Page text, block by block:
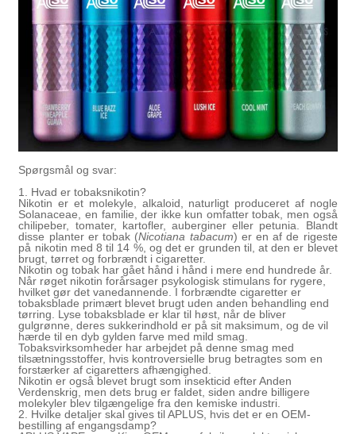
Spørgsmål og svar:
1. Hvad er tobaksnikotin?
Nikotin er et molekyle, alkaloid, naturligt produceret af nogle
Solanaceae, en familie, der ikke kun omfatter tobak, men også
chilipeber, tomater, kartofler, auberginer eller petunia. Blandt
disse planter er tobak (Nicotiana tabacum) er en af ​​de rigeste
på nikotin med 8 til 14 %, og det er grunden til, at den er blevet
brugt, tørret og forbrændt i cigaretter.
Nikotin og tobak har gået hånd i hånd i mere end hundrede år.
Når røget nikotin forårsager psykologisk stimulans for rygere,
hvilket gør det vanedannende. I forbrændte cigaretter er
tobaksblade primært blevet brugt uden anden behandling end
tørring. Lyse tobaksblade er klar til høst, når de bliver
gulgrønne, deres sukkerindhold er på sit maksimum, og de vil
hærde til en dyb gylden farve med mild smag.
Tobaksvirksomheder har arbejdet på denne smag med
tilsætningsstoffer, hvis kontroversielle brug betragtes som en
forstærker af cigaretters afhængighed.
Nikotin er også blevet brugt som insekticid efter Anden
Verdenskrig, men dets brug er faldet, siden andre billigere
molekyler blev tilgængelige fra den kemiske industri.
2. Hvilke detaljer skal gives til APLUS, hvis det er en OEM-
bestilling af engangsdamp?